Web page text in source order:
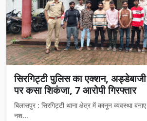
सिरगिट्टी पुलिस का एक्शन,
पर कसा शिकंजा, 7 आरोपी गिरफ्तार
बिलासपुर : सिरगिट्टी थाना क्षेत्र में कानून व्यवस्था
नश...